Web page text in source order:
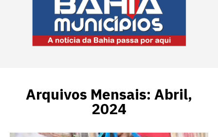
Arquivos Mensais: Abril,
2024